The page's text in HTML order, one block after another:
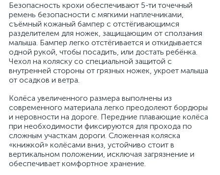
Безопасность крохи обеспечивают 5-ти точечный
ремень безопасности с мягкими наплечниками,
съёмный кожаный бампер с отстёгивающимся
разделителем для ножек, защищающим от сползания
малыша. Бампер легко отстёгивается и откидывается
одной рукой, чтобы посадить, или достать ребёнка.
Чехол на коляску со специальной защитой с
внутренней стороны от грязных ножек, укроет малыша
от осадков и ветра.
Колёса увеличенного размера выполнены из
современного материала легко преодолеют бордюры
и неровности на дороге. Передние плавающие колёса
при необходимости фиксируются для прохода по
сложным участкам дороги. Сложенная коляска
«книжкой» колёсами вниз, устойчиво стоит в
вертикальном положении, исключая загрязнение и
обеспечивает комфортное хранение.